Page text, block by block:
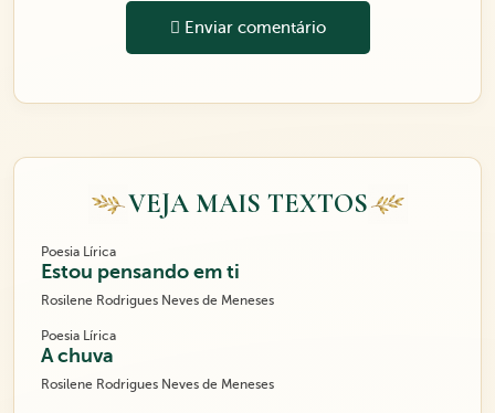
Enviar comentário
VEJA MAIS TEXTOS
Poesia Lírica
Estou pensando em ti
Rosilene Rodrigues Neves de Meneses
Poesia Lírica
A chuva
Rosilene Rodrigues Neves de Meneses